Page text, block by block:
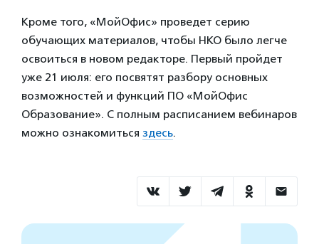
Кроме того, «МойОфис» проведет серию
обучающих материалов, чтобы НКО было легче
освоиться в новом редакторе. Первый пройдет
уже 21 июля: его посвятят разбору основных
возможностей и функций ПО «МойОфис
Образование». С полным расписанием вебинаров
можно ознакомиться здесь.